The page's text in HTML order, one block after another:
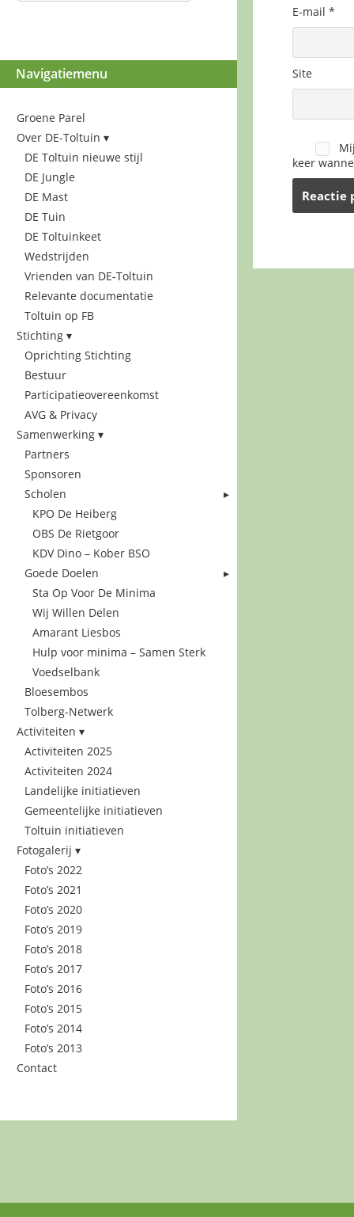
Navigatiemenu
Groene Parel
Over DE-Toltuin
DE Toltuin nieuwe stijl
DE Jungle
DE Mast
DE Tuin
DE Toltuinkeet
Wedstrijden
Vrienden van DE-Toltuin
Relevante documentatie
Toltuin op FB
Stichting
Oprichting Stichting
Bestuur
Participatieovereenkomst
AVG & Privacy
Samenwerking
Partners
Sponsoren
Scholen
KPO De Heiberg
OBS De Rietgoor
KDV Dino – Kober BSO
Goede Doelen
Sta Op Voor De Minima
Wij Willen Delen
Amarant Liesbos
Hulp voor minima – Samen Sterk
Voedselbank
Bloesembos
Tolberg-Netwerk
Activiteiten
Activiteiten 2025
Activiteiten 2024
Landelijke initiatieven
Gemeentelijke initiatieven
Toltuin initiatieven
Fotogalerij
Foto’s 2022
Foto’s 2021
Foto’s 2020
Foto’s 2019
Foto’s 2018
Foto’s 2017
Foto’s 2016
Foto’s 2015
Foto’s 2014
Foto’s 2013
Contact
E-mail *
Site
keer